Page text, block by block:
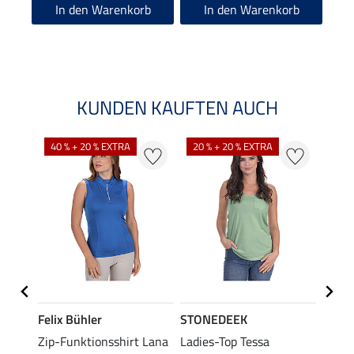
In den Warenkorb In den Warenkorb
KUNDEN KAUFTEN AUCH
40 % + 20 % EXTRA
Felix Bühler
Zip-Funktionsshirt Lana
20 % + 20 % EXTRA
STONEDEEK
Ladies-Top Tessa